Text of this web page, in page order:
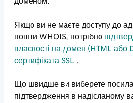
Якщо ви не маєте доступу до
пошти WHOIS, потрібно
власності на домен (HTML або
сертифіката SSL
Що швидше ви виберете
підтвердження в надісланому